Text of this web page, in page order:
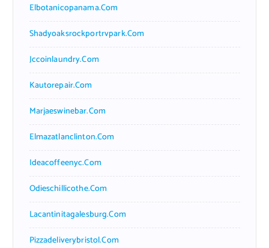
Elbotanicopanama.com
Shadyoaksrockportrvpark.com
Jccoinlaundry.com
Kautorepair.com
Marjaeswinebar.com
Elmazatlanclinton.com
Ideacoffeenyc.com
Odieschillicothe.com
Lacantinitagalesburg.com
Pizzadeliverybristol.com